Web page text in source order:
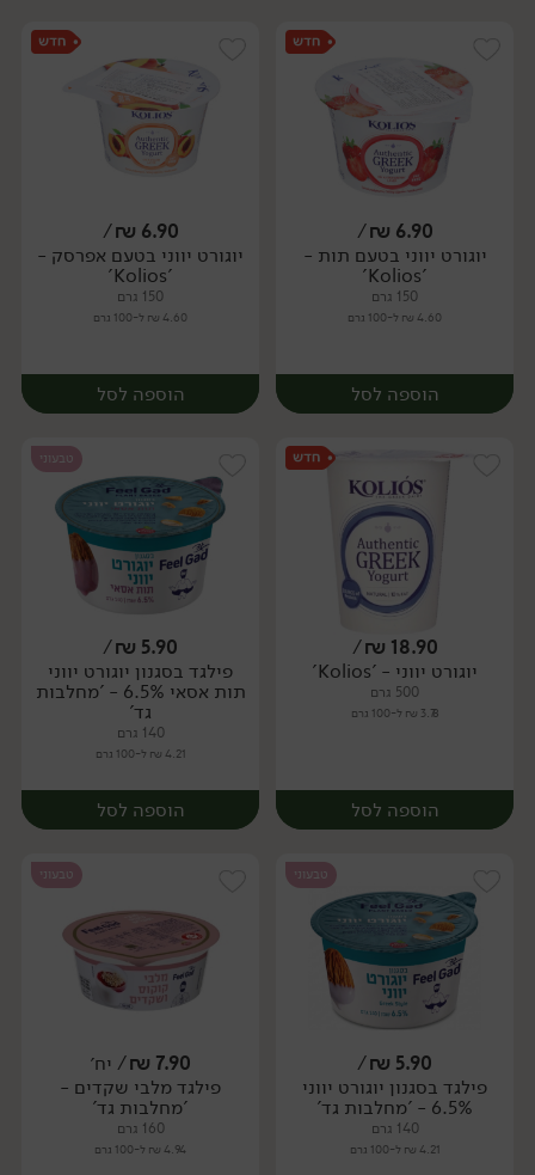
6.90
₪
/
יוגורט יווני בטעם תות -
'Kolios'
150 גרם
4.60 ₪ ל-100 גרם
הוספה לסל
6.90
₪
/
יוגורט יווני בטעם אפרסק -
'Kolios'
150 גרם
4.60 ₪ ל-100 גרם
הוספה לסל
18.90
₪
/
יוגורט יווני - 'Kolios'
500 גרם
3.78 ₪ ל-100 גרם
הוספה לסל
טבעוני
5.90
₪
/
פילגד בסגנון יוגורט יווני
תות אסאי 6.5% - 'מחלבות
גד'
140 גרם
4.21 ₪ ל-100 גרם
הוספה לסל
טבעוני
5.90
₪
/
פילגד בסגנון יוגורט יווני
6.5% - 'מחלבות גד'
140 גרם
4.21 ₪ ל-100 גרם
טבעוני
7.90
₪/ יח׳
פילגד מלבי שקדים -
'מחלבות גד'
160 גרם
4.94 ₪ ל-100 גרם